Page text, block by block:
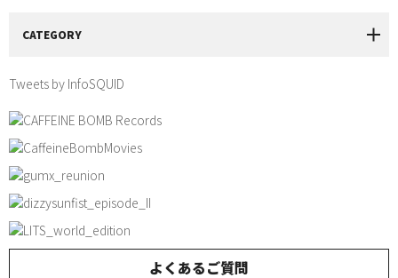
CATEGORY
Tweets by InfoSQUID
よくあるご質問